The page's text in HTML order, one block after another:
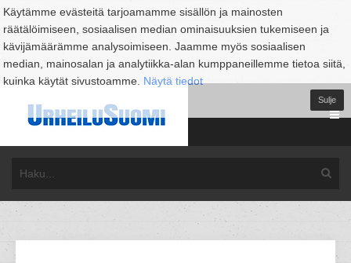
Käytämme evästeitä tarjoamamme sisällön ja mainosten
räätälöimiseen, sosiaalisen median ominaisuuksien tukemiseen ja
kävijämäärämme analysoimiseen. Jaamme myös sosiaalisen
median, mainosalan ja analytiikka-alan kumppaneillemme tietoa siitä,
kuinka käytät sivustoamme. Näytä tiedot
Sulje